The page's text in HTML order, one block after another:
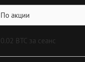
По акции
0.02 BTC за сеанс